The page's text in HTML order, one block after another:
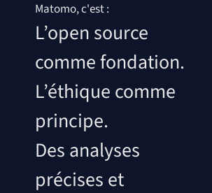
Matomo, c'est :
L’open source
comme fondation.
L’éthique comme
principe.
Des analyses
précises et